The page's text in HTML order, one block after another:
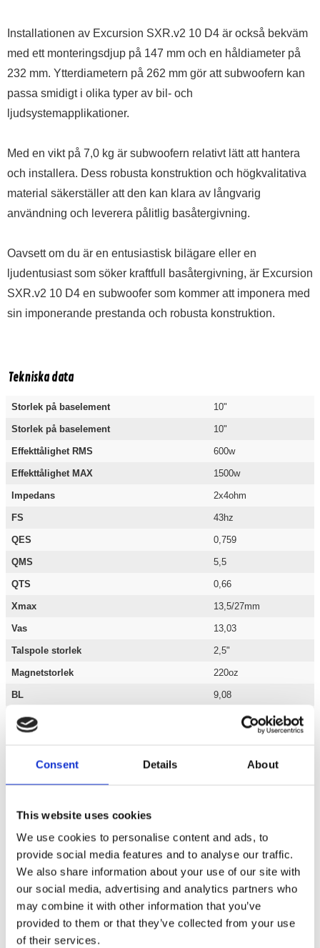
Consent Details About
This website uses cookies
We use cookies to personalise content and ads, to
provide social media features and to analyse our traffic.
We also share information about your use of our site with
our social media, advertising and analytics partners who
may combine it with other information that you’ve
provided to them or that they’ve collected from your use
of their services.
Installationen av Excursion SXR.v2 10 D4 är också bekväm
med ett monteringsdjup på 147 mm och en håldiameter på
232 mm. Ytterdiametern på 262 mm gör att subwoofern kan
passa smidigt i olika typer av bil- och
ljudsystemapplikationer.
Med en vikt på 7,0 kg är subwoofern relativt lätt att hantera
och installera. Dess robusta konstruktion och högkvalitativa
material säkerställer att den kan klara av långvarig
användning och leverera pålitlig basåtergivning.
Oavsett om du är en entusiastisk bilägare eller en
ljudentusiast som söker kraftfull basåtergivning, är Excursion
SXR.v2 10 D4 en subwoofer som kommer att imponera med
sin imponerande prestanda och robusta konstruktion.
Tekniska data
Storlek på baselement 10"
Storlek på baselement 10"
Effekttålighet RMS 600w
Effekttålighet MAX 1500w
Impedans 2x4ohm
FS 43hz
QES 0,759
QMS 5,5
QTS 0,66
Xmax 13,5/27mm
Vas 13,03
Talspole storlek 2,5"
Magnetstorlek 220oz
BL 9,08
CMS
Vikt
Bilstereo / Basar / Baselement /10"
Varumärken / Excursion /
Basar
Grundshoppen / Varumärken /Excursion
Grundshoppen / Bilstereo /Basar